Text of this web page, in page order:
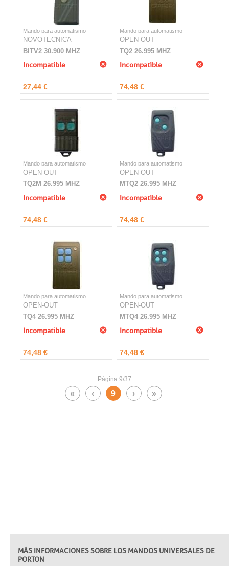
Mando para automatismo
NOVOTECNICA
BITV2 30.900 MHZ
Incompatible
27,44 €
Mando para automatismo
OPEN-OUT
TQ2 26.995 MHZ
Incompatible
74,48 €
Mando para automatismo
OPEN-OUT
TQ2M 26.995 MHZ
Incompatible
74,48 €
Mando para automatismo
OPEN-OUT
MTQ2 26.995 MHZ
Incompatible
74,48 €
Mando para automatismo
OPEN-OUT
TQ4 26.995 MHZ
Incompatible
74,48 €
Mando para automatismo
OPEN-OUT
MTQ4 26.995 MHZ
Incompatible
74,48 €
Página 9/37
« ‹ 9 › »
MÁS INFORMACIONES SOBRE LOS MANDOS UNIVERSALES DE
PORTON